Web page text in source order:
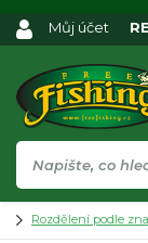
Můj účet
Rozdělení podle